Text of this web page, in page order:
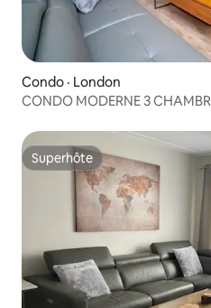
Condo · London
CONDO MODERNE 3
Superhôte
Superhôte